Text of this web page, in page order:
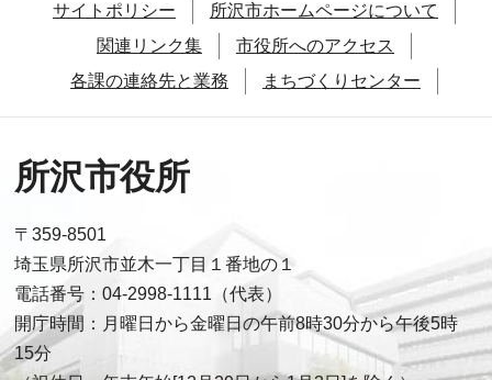
サイトポリシー
所沢市ホームページについて
関連リンク集
市役所へのアクセス
各課の連絡先と業務
まちづくりセンター
所沢市役所
〒359-8501
埼玉県所沢市並木一丁目１番地の１
電話番号：04-2998-1111（代表）
開庁時間：月曜日から金曜日の午前8時30分から午後5時
15分